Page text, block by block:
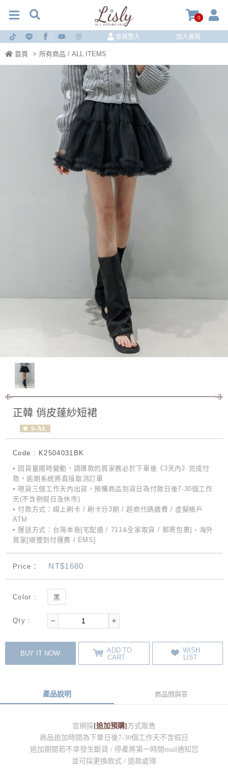
0
會員登入 加入會員
首頁 > 所有商品 / ALL ITEMS
正韓 俏皮蓬紗短裙
Code : K2504031BK
• 因貨量隨時變動，請匯款的買家務必於下單後《3天內》完成付
款，逾期系統將直接取消訂單
• 現貨三個工作天內出貨，預購商品到貨日為付款日後7-30個工作
天(不含例假日及休市)
• 付款方式：線上刷卡 / 刷卡分3期 / 超商代碼繳費 / 虛擬帳戶
ATM
• 運送方式：台灣本島[宅配通 / 711&全家取貨 / 郵寄包裹]、海外
買家[順豐到付運費 / EMS]
Price： NT$1680
Color : 黑
Qty :
BUY IT NOW
ADD TO
CART
WISH
LIST
產品說明 商品問與答
官網採 [追加預購] 方式販售
商品追加時間為下單日後7-30個工作天不含假日
追加期間若不幸發生斷貨 / 停產將第一時間mail通知您
並可採更換款式 / 退款處理